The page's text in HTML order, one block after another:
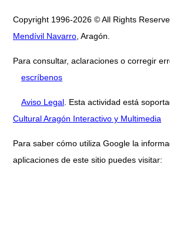
Copyright 1996-2026 © All Rights
Mendívil Navarro , Aragón.
Para consultar, aclaraciones o corregir
escríbenos
Aviso Legal . Esta actividad está
Cultural Aragón Interactivo y Multimedia
Para saber cómo utiliza Google la
aplicaciones de este sitio puedes visitar: